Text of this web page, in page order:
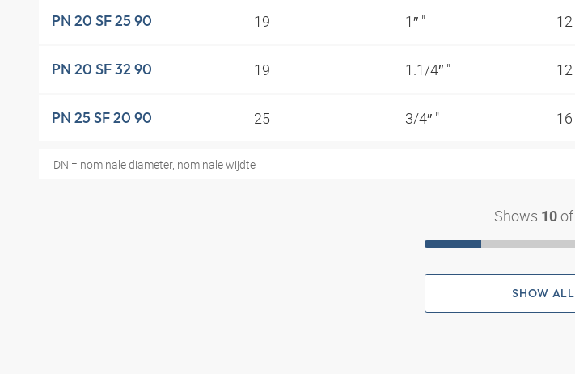
PN 20 SF 25 90 19 1″ " 12
PN 20 SF 32 90 19 1.1/4″ " 12
PN 25 SF 20 90 25 3/4″ " 16
DN = nominale diameter, nominale wijdte
Shows 10 of
SHOW ALL